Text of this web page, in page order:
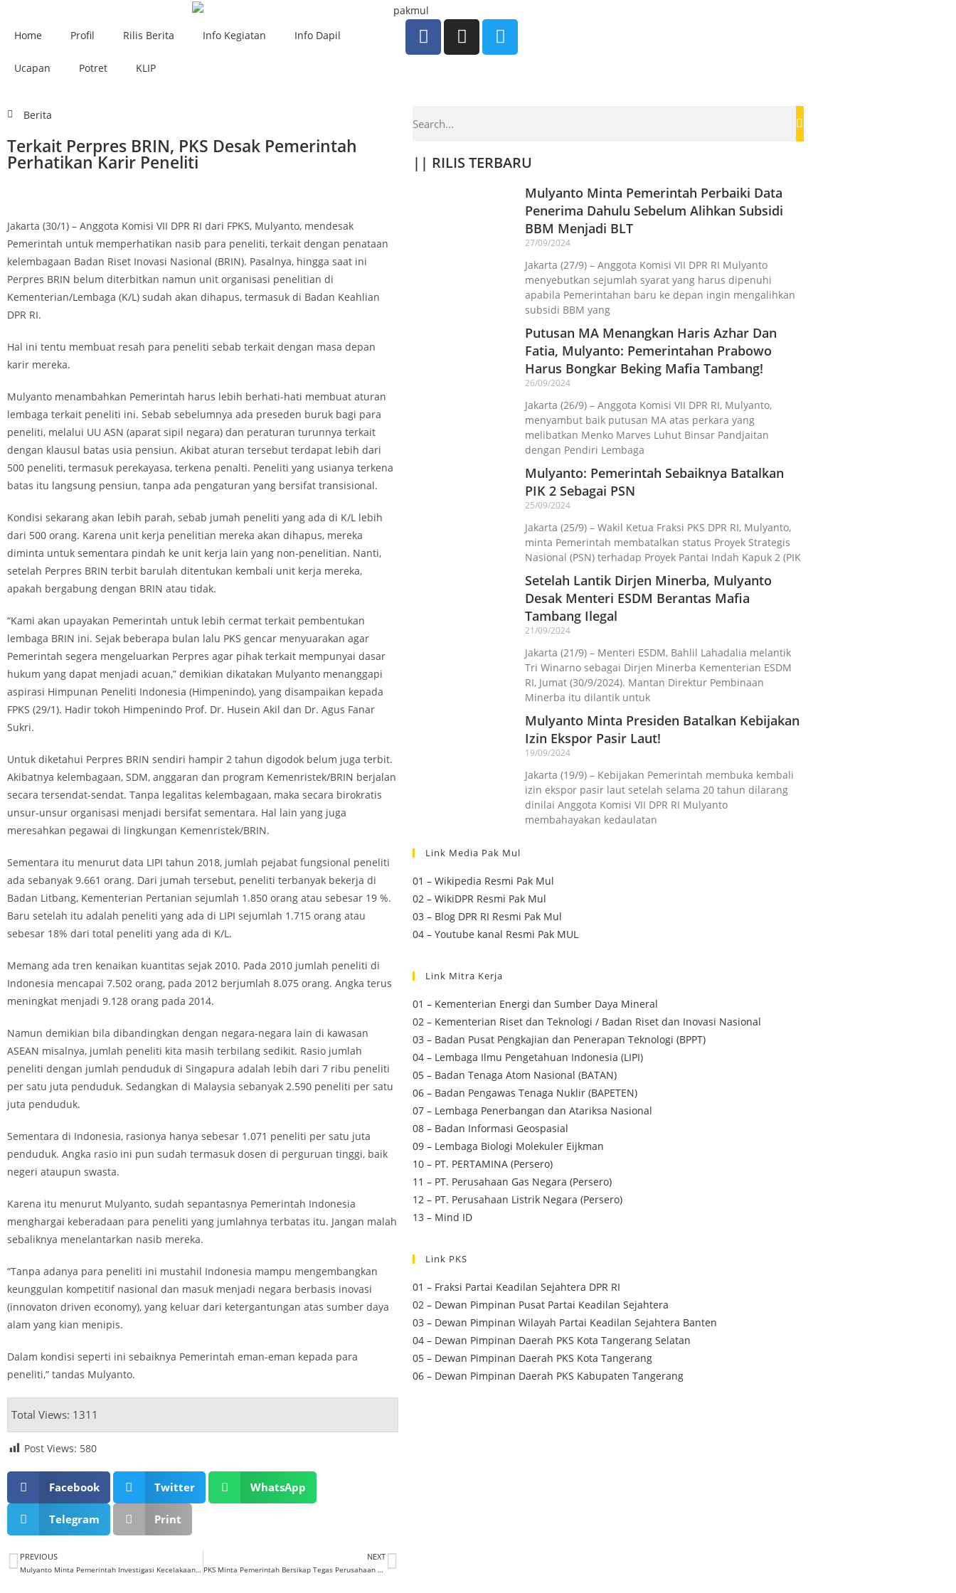
Home Profil Rilis Berita Info Kegiatan Info Dapil
Ucapan Potret KLIP
Berita
Terkait Perpres BRIN, PKS Desak Pemerintah
Perhatikan Karir Peneliti
Jakarta (30/1) – Anggota Komisi VII DPR RI dari FPKS, Mulyanto, mendesak
Pemerintah untuk memperhatikan nasib para peneliti, terkait dengan penataan
kelembagaan Badan Riset Inovasi Nasional (BRIN). Pasalnya, hingga saat ini
Perpres BRIN belum diterbitkan namun unit organisasi penelitian di
Kementerian/Lembaga (K/L) sudah akan dihapus, termasuk di Badan Keahlian
DPR RI.
Hal ini tentu membuat resah para peneliti sebab terkait dengan masa depan
karir mereka.
Mulyanto menambahkan Pemerintah harus lebih berhati-hati membuat aturan
lembaga terkait peneliti ini. Sebab sebelumnya ada preseden buruk bagi para
peneliti, melalui UU ASN (aparat sipil negara) dan peraturan turunnya terkait
dengan klausul batas usia pensiun. Akibat aturan tersebut terdapat lebih dari
500 peneliti, termasuk perekayasa, terkena penalti. Peneliti yang usianya terkena
batas itu langsung pensiun, tanpa ada pengaturan yang bersifat transisional.
Kondisi sekarang akan lebih parah, sebab jumah peneliti yang ada di K/L lebih
dari 500 orang. Karena unit kerja penelitian mereka akan dihapus, mereka
diminta untuk sementara pindah ke unit kerja lain yang non-penelitian. Nanti,
setelah Perpres BRIN terbit barulah ditentukan kembali unit kerja mereka,
apakah bergabung dengan BRIN atau tidak.
“Kami akan upayakan Pemerintah untuk lebih cermat terkait pembentukan
lembaga BRIN ini. Sejak beberapa bulan lalu PKS gencar menyuarakan agar
Pemerintah segera mengeluarkan Perpres agar pihak terkait mempunyai dasar
hukum yang dapat menjadi acuan,” demikian dikatakan Mulyanto menanggapi
aspirasi Himpunan Peneliti Indonesia (Himpenindo), yang disampaikan kepada
FPKS (29/1). Hadir tokoh Himpenindo Prof. Dr. Husein Akil dan Dr. Agus Fanar
Sukri.
Untuk diketahui Perpres BRIN sendiri hampir 2 tahun digodok belum juga terbit.
Akibatnya kelembagaan, SDM, anggaran dan program Kemenristek/BRIN berjalan
secara tersendat-sendat. Tanpa legalitas kelembagaan, maka secara birokratis
unsur-unsur organisasi menjadi bersifat sementara. Hal lain yang juga
meresahkan pegawai di lingkungan Kemenristek/BRIN.
Sementara itu menurut data LIPI tahun 2018, jumlah pejabat fungsional peneliti
ada sebanyak 9.661 orang. Dari jumah tersebut, peneliti terbanyak bekerja di
Badan Litbang, Kementerian Pertanian sejumlah 1.850 orang atau sebesar 19 %.
Baru setelah itu adalah peneliti yang ada di LIPI sejumlah 1.715 orang atau
sebesar 18% dari total peneliti yang ada di K/L.
Memang ada tren kenaikan kuantitas sejak 2010. Pada 2010 jumlah peneliti di
Indonesia mencapai 7.502 orang, pada 2012 berjumlah 8.075 orang. Angka terus
meningkat menjadi 9.128 orang pada 2014.
Namun demikian bila dibandingkan dengan negara-negara lain di kawasan
ASEAN misalnya, jumlah peneliti kita masih terbilang sedikit. Rasio jumlah
peneliti dengan jumlah penduduk di Singapura adalah lebih dari 7 ribu peneliti
per satu juta penduduk. Sedangkan di Malaysia sebanyak 2.590 peneliti per satu
juta penduduk.
Sementara di Indonesia, rasionya hanya sebesar 1.071 peneliti per satu juta
penduduk. Angka rasio ini pun sudah termasuk dosen di perguruan tinggi, baik
negeri ataupun swasta.
Karena itu menurut Mulyanto, sudah sepantasnya Pemerintah Indonesia
menghargai keberadaan para peneliti yang jumlahnya terbatas itu. Jangan malah
sebaliknya menelantarkan nasib mereka.
“Tanpa adanya para peneliti ini mustahil Indonesia mampu mengembangkan
keunggulan kompetitif nasional dan masuk menjadi negara berbasis inovasi
(innovaton driven economy), yang keluar dari ketergantungan atas sumber daya
alam yang kian menipis.
Dalam kondisi seperti ini sebaiknya Pemerintah eman-eman kepada para
peneliti,” tandas Mulyanto.
Total Views: 1311
Post Views: 580
Facebook Twitter WhatsApp
Telegram Print
PREVIOUS
Mulyanto Minta Pemerintah Investigasi Kecelakaan PLTP Sorik Marapi
NEXT
PKS Minta Pemerintah Bersikap Tegas Perusahaan yang Tidak Laksanakan Reklamasi Bekas Galian Tambang
|| RILIS TERBARU
Mulyanto Minta Pemerintah Perbaiki Data
Penerima Dahulu Sebelum Alihkan Subsidi
BBM Menjadi BLT
27/09/2024
Jakarta (27/9) – Anggota Komisi VII DPR RI Mulyanto
menyebutkan sejumlah syarat yang harus dipenuhi
apabila Pemerintahan baru ke depan ingin mengalihkan
subsidi BBM yang
Putusan MA Menangkan Haris Azhar Dan
Fatia, Mulyanto: Pemerintahan Prabowo
Harus Bongkar Beking Mafia Tambang!
26/09/2024
Jakarta (26/9) – Anggota Komisi VII DPR RI, Mulyanto,
menyambut baik putusan MA atas perkara yang
melibatkan Menko Marves Luhut Binsar Pandjaitan
dengan Pendiri Lembaga
Mulyanto: Pemerintah Sebaiknya Batalkan
PIK 2 Sebagai PSN
25/09/2024
Jakarta (25/9) – Wakil Ketua Fraksi PKS DPR RI, Mulyanto,
minta Pemerintah membatalkan status Proyek Strategis
Nasional (PSN) terhadap Proyek Pantai Indah Kapuk 2 (PIK
Setelah Lantik Dirjen Minerba, Mulyanto
Desak Menteri ESDM Berantas Mafia
Tambang Ilegal
21/09/2024
Jakarta (21/9) – Menteri ESDM, Bahlil Lahadalia melantik
Tri Winarno sebagai Dirjen Minerba Kementerian ESDM
RI, Jumat (30/9/2024). Mantan Direktur Pembinaan
Minerba itu dilantik untuk
Mulyanto Minta Presiden Batalkan Kebijakan
Izin Ekspor Pasir Laut!
19/09/2024
Jakarta (19/9) – Kebijakan Pemerintah membuka kembali
izin ekspor pasir laut setelah selama 20 tahun dilarang
dinilai Anggota Komisi VII DPR RI Mulyanto
membahayakan kedaulatan
Link Media Pak Mul
01 – Wikipedia Resmi Pak Mul
02 – WikiDPR Resmi Pak Mul
03 – Blog DPR RI Resmi Pak Mul
04 – Youtube kanal Resmi Pak MUL
Link Mitra Kerja
01 – Kementerian Energi dan Sumber Daya Mineral
02 – Kementerian Riset dan Teknologi / Badan Riset dan Inovasi Nasional
03 – Badan Pusat Pengkajian dan Penerapan Teknologi (BPPT)
04 – Lembaga Ilmu Pengetahuan Indonesia (LIPI)
05 – Badan Tenaga Atom Nasional (BATAN)
06 – Badan Pengawas Tenaga Nuklir (BAPETEN)
07 – Lembaga Penerbangan dan Atariksa Nasional
08 – Badan Informasi Geospasial
09 – Lembaga Biologi Molekuler Eijkman
10 – PT. PERTAMINA (Persero)
11 – PT. Perusahaan Gas Negara (Persero)
12 – PT. Perusahaan Listrik Negara (Persero)
13 – Mind ID
Link PKS
01 – Fraksi Partai Keadilan Sejahtera DPR RI
02 – Dewan Pimpinan Pusat Partai Keadilan Sejahtera
03 – Dewan Pimpinan Wilayah Partai Keadilan Sejahtera Banten
04 – Dewan Pimpinan Daerah PKS Kota Tangerang Selatan
05 – Dewan Pimpinan Daerah PKS Kota Tangerang
06 – Dewan Pimpinan Daerah PKS Kabupaten Tangerang